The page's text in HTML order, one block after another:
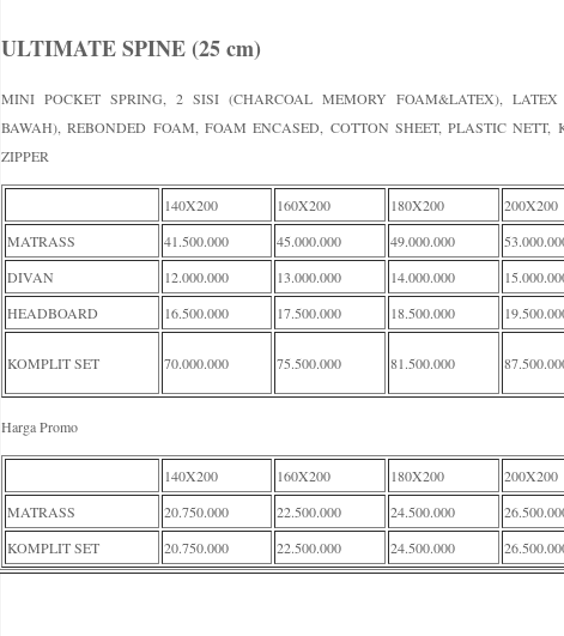
ULTIMATE SPINE (25 cm)
MINI POCKET SPRING, 2 SISI (CHARCOAL MEMORY FOAM&LATEX),
BAWAH), REBONDED FOAM, FOAM ENCASED, COTTON SHEET, PLASTIC NETT,
ZIPPER
140X200 160X200 180X200
200X200
MATRASS
41.500.000 45.000.000 49.000.000
DIVAN
12.000.000 13.000.000 14.000.000
HEADBOARD
16.500.000 17.500.000 18.500.000
KOMPLIT SET 70.000.000 75.500.000 81.500.000
Harga Promo
140X200 160X200 180X200
200X200
MATRASS
20.750.000 22.500.000 24.500.000
KOMPLIT SET
20.750.000 22.500.000 24.500.000